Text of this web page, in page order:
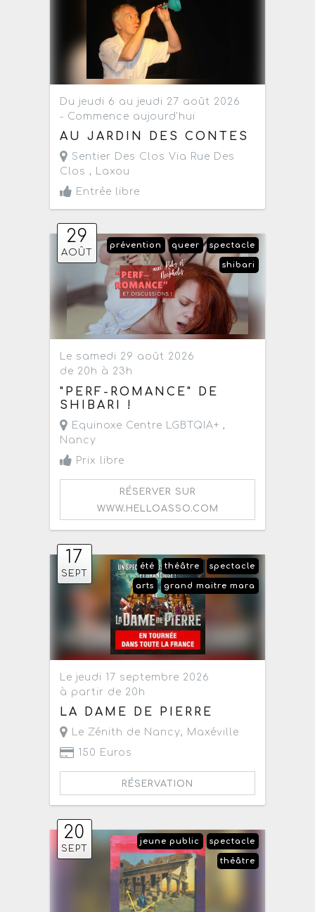
Du jeudi 6 au jeudi 27 août 2026
- Commence aujourd'hui
AU JARDIN DES CONTES
Sentier Des Clos Via Rue Des
Clos , Laxou
Entrée libre
29
AOÛT
spectacle
queer
prévention
shibari
Le samedi 29 août 2026
de 20h à 23h
"PERF-ROMANCE" DE
SHIBARI !
Equinoxe Centre LGBTQIA+ ,
Nancy
Prix libre
RÉSERVER SUR
WWW.HELLOASSO.COM
17
SEPT
spectacle
théâtre
été
grand maitre mara
arts
Le jeudi 17 septembre 2026
à partir de 20h
LA DAME DE PIERRE
Le Zénith de Nancy, Maxéville
150 Euros
RÉSERVATION
20
SEPT
spectacle
jeune public
théâtre